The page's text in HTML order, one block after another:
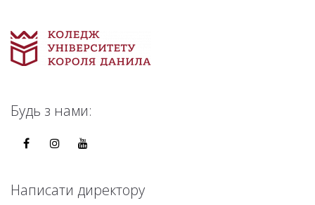
Будь з нами:
Написати директору